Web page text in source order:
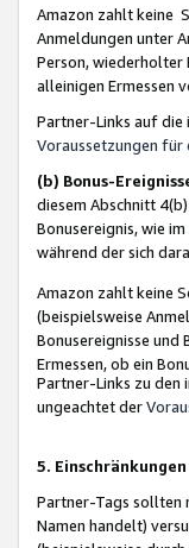
Amazon zahlt keine
Anmeldungen unter
Person, wiederholter
alleinigen Ermessen
Partner-Links auf die
Voraussetzungen für
(b) Bonus-
diesem Abschnitt
Bonusereignis, wie
während der sich
Amazon zahlt keine
(beispielsweise
Bonusereignisse und
Ermessen, ob ein
Partner-Links zu den
ungeachtet der
5.
Partner-Tags sollten
Namen handelt)